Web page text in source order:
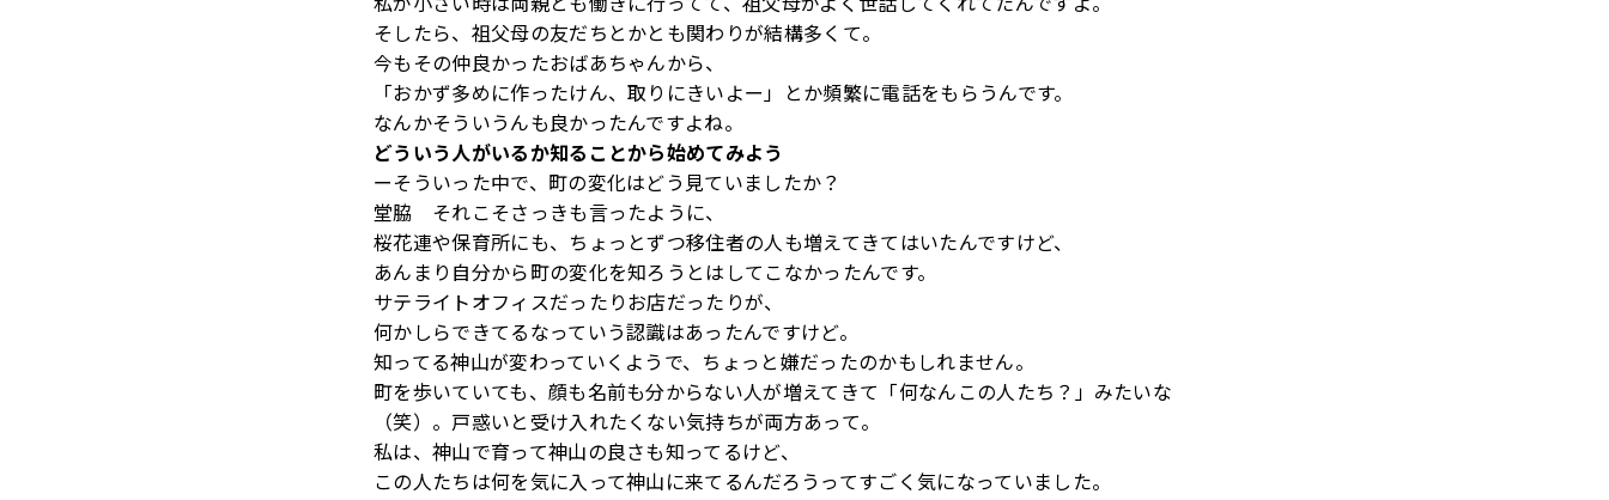
そしたら、祖父母の友だちとかとも関わりが結構多くて。
今もその仲良かったおばあちゃんから、
「おかず多めに作ったけん、取りにきいよー」とか頻繁に電話をもらうんです。
なんかそういうんも良かったんですよね。
どういう人がいるか知ることから始めてみよう
ーそういった中で、町の変化はどう見ていましたか？
堂脇 それこそさっきも言ったように、
桜花連や保育所にも、ちょっとずつ移住者の人も増えてきてはいたんですけど、
あんまり自分から町の変化を知ろうとはしてこなかったんです。
サテライトオフィスだったりお店だったりが、
何かしらできてるなっていう認識はあったんですけど。
知ってる神山が変わっていくようで、ちょっと嫌だったのかもしれません。
町を歩いていても、顔も名前も分からない人が増えてきて「何なんこの人たち？」みたいな
（笑）。戸惑いと受け入れたくない気持ちが両方あって。
私は、神山で育って神山の良さも知ってるけど、
この人たちは何を気に入って神山に来てるんだろうってすごく気になっていました。